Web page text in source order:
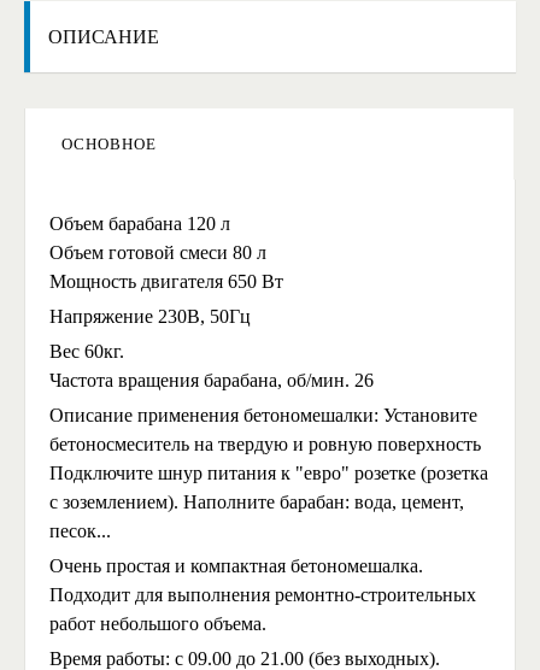
ОПИСАНИЕ
ОСНОВНОЕ
Объем барабана 120 л
Объем готовой смеси 80 л
Мощность двигателя 650 Вт
Напряжение 230В, 50Гц
Вес 60кг.
Частота вращения барабана, об/мин. 26
Описание применения бетономешалки: Установите
бетоносмеситель на твердую и ровную поверхность
Подключите шнур питания к "евро" розетке (розетка
с зоземлением). Наполните барабан: вода, цемент,
песок...
Очень простая и компактная бетономешалка.
Подходит для выполнения ремонтно-строительных
работ небольшого объема.
Время работы: с 09.00 до 21.00 (без выходных).